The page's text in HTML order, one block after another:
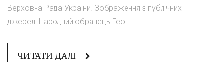
Верховна Рада України. Зображення з публічних
джерел. Народний обранець Гео...
ЧИТАТИ ДАЛІ